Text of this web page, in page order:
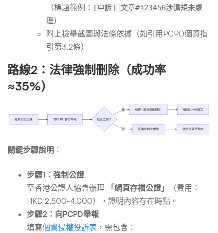
（標題範例： [申訴] 文章#123456涉違規未處
理）
附上檢舉截圖與法條依據（如引用PCPD個資指
引第3.2條）
路線2：法律強制刪除（成功率
≈35%）
關鍵步驟說明 ：
步驟1：強制公證
至香港公證人協會辦理
「網頁存檔公證」
（費用：
HKD 2,500-4,000），證明內容存在時點。
步驟2：向PCPD舉報
填寫個資侵權投訴表 ，需包含：